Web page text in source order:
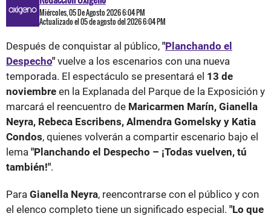
Miércoles, 05 De Agosto 2026 6:04 PM
Actualizado el 05 de agosto del 2026 6:04 PM
Después de conquistar al público, "Planchando el
Despecho" vuelve a los escenarios con una nueva
temporada. El espectáculo se presentará el 13 de
noviembre en la Explanada del Parque de la Exposición y
marcará el reencuentro de Maricarmen Marín, Gianella
Neyra, Rebeca Escribens, Almendra Gomelsky y Katia
Condos, quienes volverán a compartir escenario bajo el
lema "Planchando el Despecho – ¡Todas vuelven, tú
también!".
Para Gianella Neyra, reencontrarse con el público y con
el elenco completo tiene un significado especial. "Lo que